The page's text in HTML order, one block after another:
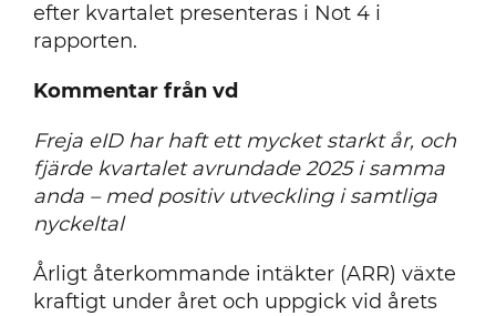
efter kvartalet presenteras i Not 4 i
rapporten.
Kommentar från vd
Freja eID har haft ett mycket starkt år, och
fjärde kvartalet avrundade 2025 i samma
anda – med positiv utveckling i samtliga
nyckeltal
Årligt återkommande intäkter (ARR) växte
kraftigt under året och uppgick vid årets